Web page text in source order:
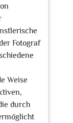
Fotograf
Weise
durch